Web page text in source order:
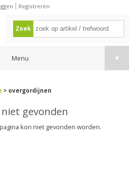
Registreren
Zoek
Menu ▼
> overgordijnen
niet gevonden
kon niet gevonden worden.